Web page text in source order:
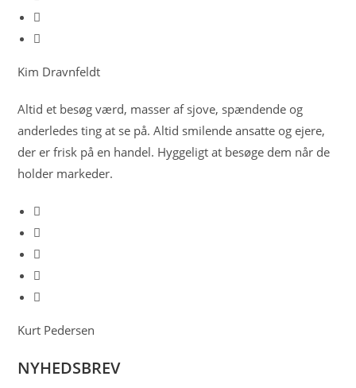
Kim Dravnfeldt
Altid et besøg værd, masser af sjove, spændende og
anderledes ting at se på. Altid smilende ansatte og ejere,
der er frisk på en handel. Hyggeligt at besøge dem når de
holder markeder.
Kurt Pedersen
NYHEDSBREV